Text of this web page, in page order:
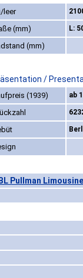
leer
(mm) L:
(mm)
/
(1939) ab
Pullman